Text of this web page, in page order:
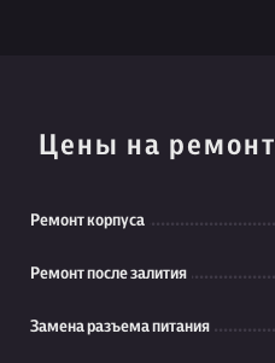
Цены на
Ремонт корпуса
Ремонт после залития
Замена разъема питания